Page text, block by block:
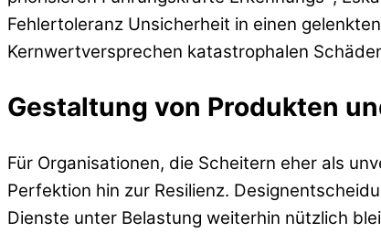
Fehlertoleranz Unsicherheit in einen
Kernwertversprechen katastrophalen
Gestaltung von Produkten
Für Organisationen, die Scheitern eher als
Perfektion hin zur Resilienz.
Dienste unter Belastung weiterhin nützlich